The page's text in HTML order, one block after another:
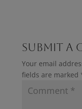
Submit a
Your email
fields are marked